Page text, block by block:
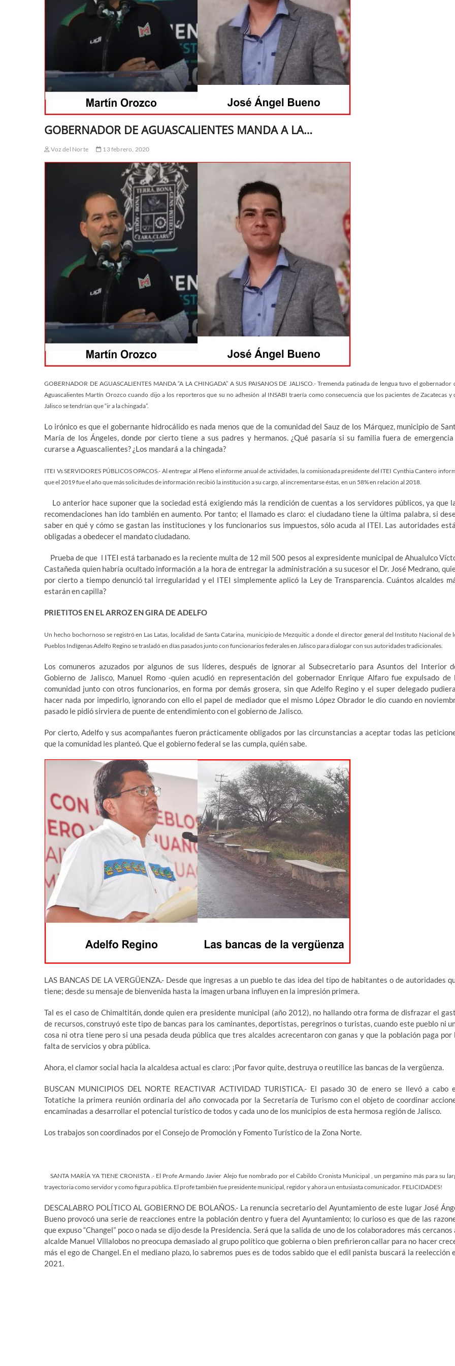
GOBERNADOR DE AGUASCALIENTES MANDA A LA…
Voz del Norte 13 febrero, 2020
GOBERNADOR DE AGUASCALIENTES MANDA “A LA CHINGADA” A SUS PAISANOS DE JALISCO.- Tremenda patinada de lengua tuvo el gobernador
Aguascalientes Martín Orozco cuando dijo a los reporteros que su no adhesión al INSABI traería como consecuencia que los pacientes de Zacatecas y
Jalisco se tendrían que “ir a la chingada”.
Lo irónico es que el gobernante hidrocálido es nada menos que de la comunidad del Sauz de los Márquez, municipio de
María de los Ángeles, donde por cierto tiene a sus padres y hermanos. ¿Qué pasaría si su familia fuera de emergencia
curarse a Aguascalientes? ¿Los mandará a la chingada?
ITEI Vs SERVIDORES PÚBLICOS OPACOS.- Al entregar al Pleno el informe anual de actividades, la comisionada presidente del ITEI Cynthia Cantero
que el 2019 fue el año que más solicitudes de información recibió la institución a su cargo, al incrementarse éstas, en un 58% en relación al 2018.
Lo anterior hace suponer que la sociedad está exigiendo más la rendición de cuentas a los servidores públicos, ya que
recomendaciones han ido también en aumento. Por tanto; el llamado es claro: el ciudadano tiene la última palabra, si
saber en qué y cómo se gastan las instituciones y los funcionarios sus impuestos, sólo acuda al ITEI. Las autoridades
obligadas a obedecer el mandato ciudadano.
Prueba de que l ITEI está tarbanado es la reciente multa de 12 mil 500 pesos al expresidente municipal de Ahualulco
Castañeda quien habría ocultado información a la hora de entregar la administración a su sucesor el Dr. José Medrano,
por cierto a tiempo denunció tal irregularidad y el ITEI simplemente aplicó la Ley de Transparencia. Cuántos alcaldes
estarán en capilla?
PRIETITOS EN EL ARROZ EN GIRA DE ADELFO
Un hecho bochornoso se registró en Las Latas, localidad de Santa Catarina, municipio de Mezquitic a donde el director general del Instituto Nacional de
Pueblos Indígenas Adelfo Regino se trasladó en días pasados junto con funcionarios federales en Jalisco para dialogar con sus autoridades tradicionales.
Los comuneros azuzados por algunos de sus líderes, después de ignorar al Subsecretario para Asuntos del Interior
Gobierno de Jalisco, Manuel Romo -quien acudió en representación del gobernador Enrique Alfaro fue expulsado de
comunidad junto con otros funcionarios, en forma por demás grosera, sin que Adelfo Regino y el super delegado
hacer nada por impedirlo, ignorando con ello el papel de mediador que el mismo López Obrador le dio cuando en
pasado le pidió sirviera de puente de entendimiento con el gobierno de Jalisco.
Por cierto, Adelfo y sus acompañantes fueron prácticamente obligados por las circunstancias a aceptar todas las
que la comunidad les planteó. Que el gobierno federal se las cumpla, quién sabe.
LAS BANCAS DE LA VERGÜENZA.- Desde que ingresas a un pueblo te das idea del tipo de habitantes o de autoridades
tiene; desde su mensaje de bienvenida hasta la imagen urbana influyen en la impresión primera.
Tal es el caso de Chimaltitán, donde quien era presidente municipal (año 2012), no hallando otra forma de disfrazar el
de recursos, construyó este tipo de bancas para los caminantes, deportistas, peregrinos o turistas, cuando este pueblo ni
cosa ni otra tiene pero si una pesada deuda pública que tres alcaldes acrecentaron con ganas y que la población paga por
falta de servicios y obra pública.
Ahora, el clamor social hacia la alcaldesa actual es claro: ¡Por favor quite, destruya o reutilice las bancas de la vergüenza.
BUSCAN MUNICIPIOS DEL NORTE REACTIVAR ACTIVIDAD TURISTICA.- El pasado 30 de enero se llevó a cabo
Totatiche la primera reunión ordinaria del año convocada por la Secretaría de Turismo con el objeto de coordinar
encaminadas a desarrollar el potencial turístico de todos y cada uno de los municipios de esta hermosa región de Jalisco.
Los trabajos son coordinados por el Consejo de Promoción y Fomento Turístico de la Zona Norte.
SANTA MARÍA YA TIENE CRONISTA .- El Profe Armando Javier Alejo fue nombrado por el Cabildo Cronista Municipal , un pergamino más para su
trayectoria como servidor y como figura pública. El profe también fue presidente municipal, regidor y ahora un entusiasta comunicador. FELICIDADES!
DESCALABRO POLÍTICO AL GOBIERNO DE BOLAÑOS.- La renuncia secretario del Ayuntamiento de este lugar José
Bueno provocó una serie de reacciones entre la población dentro y fuera del Ayuntamiento; lo curioso es que de las
que expuso “Changel” poco o nada se dijo desde la Presidencia. Será que la salida de uno de los colaboradores más cercanos
alcalde Manuel Villalobos no preocupa demasiado al grupo político que gobierna o bien prefirieron callar para no hacer
más el ego de Changel. En el mediano plazo, lo sabremos pues es de todos sabido que el edil panista buscará la reelección
2021.